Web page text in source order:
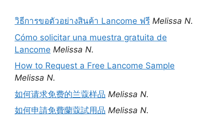
วิธีการขอตัวอย่างสินค้า Lancome ฟรี Melissa N.
Cómo solicitar una muestra gratuita de
Lancome Melissa N.
How to Request a Free Lancome Sample
Melissa N.
如何请求免费的兰蔻样品 Melissa N.
如何申請免費蘭蔻試用品 Melissa N.